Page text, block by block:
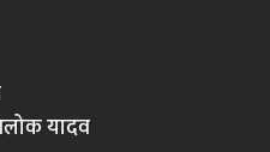
यादव